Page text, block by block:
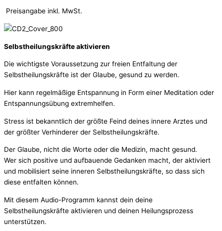
Preisangabe inkl. MwSt.
Selbstheilungskräfte aktivieren
Die wichtigste Voraussetzung zur freien Entfaltung der
Selbstheilungskräfte ist der Glaube, gesund zu werden.
Hier kann regelmäßige Entspannung in Form einer Meditation oder
Entspannungsübung extremhelfen.
Stress ist bekanntlich der größte Feind deines innere Arztes und
der größter Verhinderer der Selbstheilungskräfte.
Der Glaube, nicht die Worte oder die Medizin, macht gesund.
Wer sich positive und aufbauende Gedanken macht, der aktiviert
und mobilisiert seine inneren Selbstheilungskräfte, so dass sich
diese entfalten können.
Mit diesem Audio-Programm kannst dein deine
Selbstheilungskräfte aktivieren und deinen Heilungsprozess
unterstützen.